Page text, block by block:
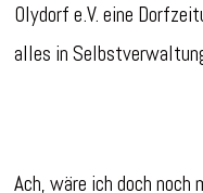
Olydorf e.V. eine
alles in
Ach, wäre ich doch